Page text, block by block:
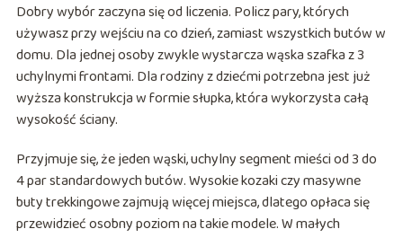
Dobry wybór zaczyna się od liczenia. Policz pary, których
używasz przy wejściu na co dzień, zamiast wszystkich butów w
domu. Dla jednej osoby zwykle wystarcza wąska szafka z 3
uchylnymi frontami. Dla rodziny z dziećmi potrzebna jest już
wyższa konstrukcja w formie słupka, która wykorzysta całą
wysokość ściany.
Przyjmuje się, że jeden wąski, uchylny segment mieści od 3 do
4 par standardowych butów. Wysokie kozaki czy masywne
buty trekkingowe zajmują więcej miejsca, dlatego opłaca się
przewidzieć osobny poziom na takie modele. W małych